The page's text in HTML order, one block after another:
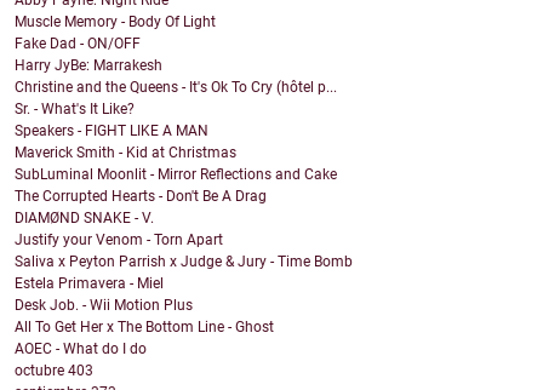
Muscle Memory - Body Of Light
Fake Dad - ON/OFF
Harry JyBe: Marrakesh
Christine and the Queens - It's Ok To Cry (hôtel p...
Sr. - What's It Like?
Speakers - FIGHT LIKE A MAN
Maverick Smith - Kid at Christmas
SubLuminal Moonlit - Mirror Reflections and Cake
The Corrupted Hearts - Don't Be A Drag
DIAMØND SNAKE - V.
Justify your Venom - Torn Apart
Saliva x Peyton Parrish x Judge & Jury - Time Bomb
Estela Primavera - Miel
Desk Job. - Wii Motion Plus
All To Get Her x The Bottom Line - Ghost
AOEC - What do I do
octubre 403